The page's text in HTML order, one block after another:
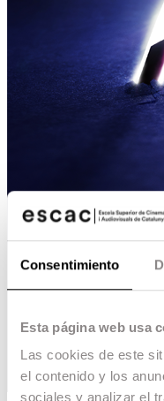
Consentimiento
Esta página web usa
Las cookies de este
el contenido y los
sociales y analizar el